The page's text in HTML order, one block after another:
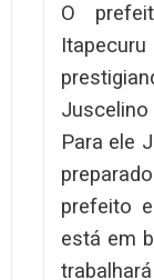
O
Juscelino
Para ele
prefeito
está em